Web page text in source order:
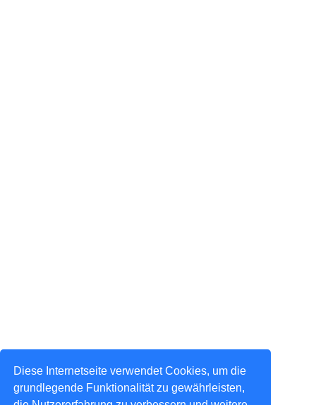
Diese Internetseite verwendet Cookies, um die
grundlegende Funktionalität zu gewährleisten,